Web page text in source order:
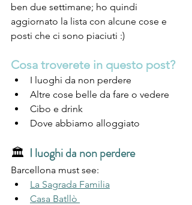
ben due settimane; ho quindi
aggiornato la lista con alcune cose e
posti che ci sono piaciuti :)
Cosa troverete in questo post?
I luoghi da non perdere
Altre cose belle da fare o vedere
Cibo e drink
Dove abbiamo alloggiato
🏛️ I luoghi da non perdere
Barcellona must see:
La Sagrada Familia
Casa Batllò